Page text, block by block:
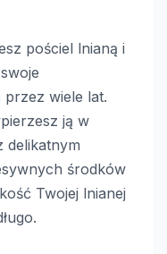
pościel lnianą i
przez wiele lat.
ją w
delikatnym
środków
Twojej lnianej